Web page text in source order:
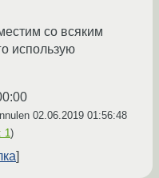
со всяким
использую
02.06.2019 01:56:48
1)